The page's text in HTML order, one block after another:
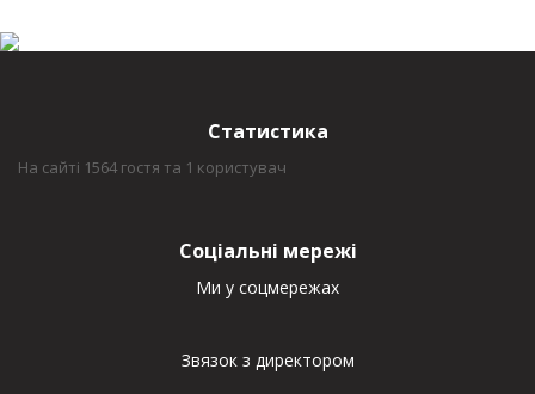
Статистика
На сайті 1564 гостя та 1 користувач
Соціальні мережі
Ми у соцмережах
Звязок з директором